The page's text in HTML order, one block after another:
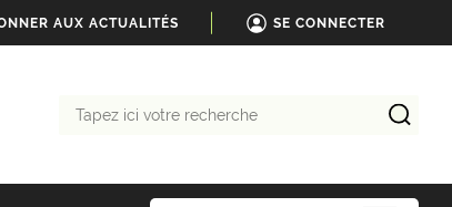
AUX ACTUALITÉS SE CONNECTER